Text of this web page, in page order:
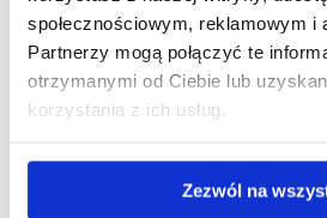
społecznościowym, reklamowym i
Partnerzy mogą połączyć te
otrzymanymi od Ciebie lub
korzystania z ich usług.
Zezwól na
Główne użytkowanie lasu.pdf
Gospodarka sylwo-pastoralna.pdf
Hodowla i biotechnologia roślin
Jeleniowate w chowie